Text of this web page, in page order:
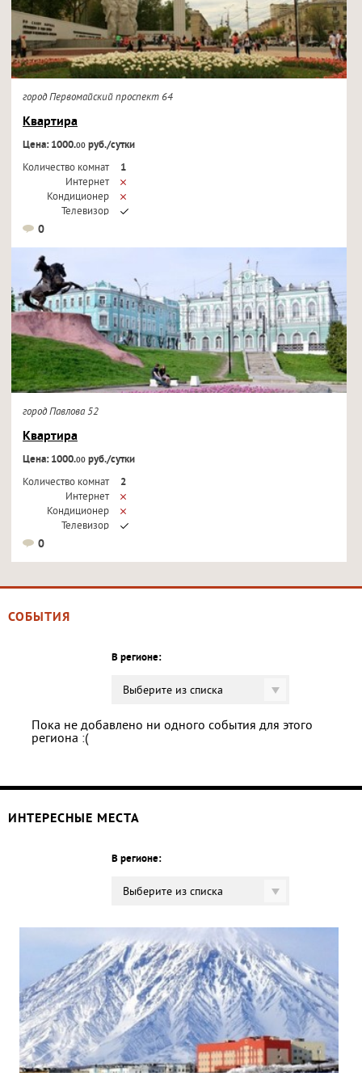
город Первомайский проспект 64
Квартира
Цена: 1000.00руб./сутки
Количество комнат
1
Интернет
Кондиционер
Телевизор
0
город Павлова 52
Квартира
Цена: 1000.00руб./сутки
Количество комнат
2
Интернет
Кондиционер
Телевизор
0
СОБЫТИЯ
В регионе:
Выберите из списка
Пока не добавлено ни одного события для этого
региона :(
ИНТЕРЕСНЫЕ МЕСТА
В регионе:
Выберите из списка